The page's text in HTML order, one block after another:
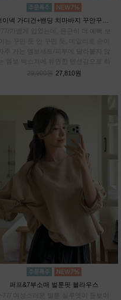
~77/가볍게 입었는데, 은근히 더 예뻐 보
자주 가는 엠보세트/피부에 달라붙지 않
는 엠보 텍스처에 유연한 텐션감으로 하
루종일 편안하게
29,900원 27,810원
퍼프&7부소매 벌룬핏 블라우스
~77/ 여성스러운 벌룬 실루엣이 돋보이